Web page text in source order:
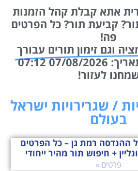
אתא קבלת קהל הזמנות
תור? קביעת תור? כל הפרטים
פה!
וגם זימון תורים עבורך
המידע נכון לתאריך: 07/08/2026 07:12
לעזור!
/ שגרירויות ישראל
בעולם
ההנדסה רמת גן – כל הפרטים
+ חיפוש תור מהיר ייחודי
פרטים »